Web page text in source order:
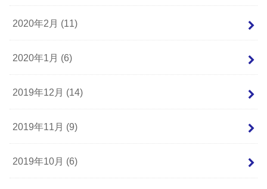
2020年2月 (11)
2020年1月 (6)
2019年12月 (14)
2019年11月 (9)
2019年10月 (6)